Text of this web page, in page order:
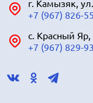
г. Камызяк,
+7 (967) 826-
с. Красный Яр,
+7 (967) 829-